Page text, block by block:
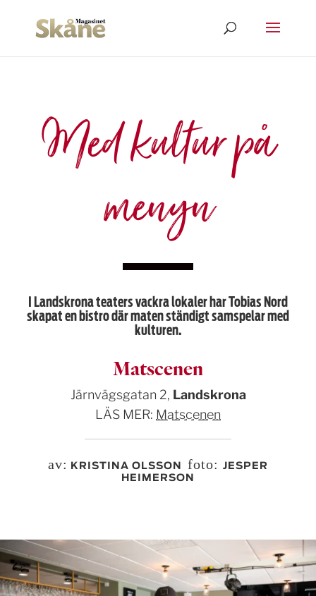
Med kultur på
menyn
I Landskrona teaters vackra lokaler harTobias Nord
skapat en bistro där maten ständigt samspelar med
kulturen.
Matscenen
Järnvägsgatan 2, Landskrona
LÄS MER: Matscenen
av: KRISTINA OLSSON foto:
JESPER
HEIMERSON